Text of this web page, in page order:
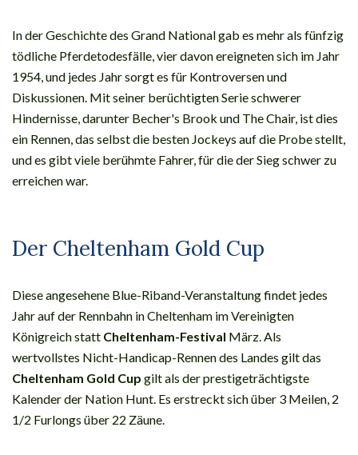
In der Geschichte des Grand National gab es mehr als fünfzig
tödliche Pferdetodesfälle, vier davon ereigneten sich im Jahr
1954, und jedes Jahr sorgt es für Kontroversen und
Diskussionen. Mit seiner berüchtigten Serie schwerer
Hindernisse, darunter Becher's Brook und The Chair, ist dies
ein Rennen, das selbst die besten Jockeys auf die Probe stellt,
und es gibt viele berühmte Fahrer, für die der Sieg schwer zu
erreichen war.
Der Cheltenham Gold Cup
Diese angesehene Blue-Riband-Veranstaltung findet jedes
Jahr auf der Rennbahn in Cheltenham im Vereinigten
Königreich statt Cheltenham-Festival März. Als
wertvollstes Nicht-Handicap-Rennen des Landes gilt das
Cheltenham Gold Cup gilt als der prestigeträchtigste
Kalender der Nation Hunt. Es erstreckt sich über 3 Meilen, 2
1/2 Furlongs über 22 Zäune.